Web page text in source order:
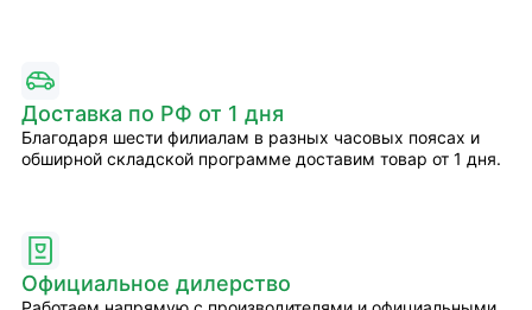
Доставка по РФ от 1 дня
Благодаря шести филиалам в разных часовых поясах и
обширной складской программе доставим товар от 1 дня.
Официальное дилерство